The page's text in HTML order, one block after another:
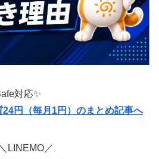
対応✨
円（毎月1円）のまとめ記事へ
＼LINEMO／